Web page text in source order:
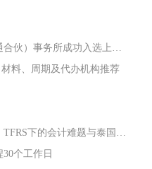
上海市企业走出去专业服务联盟第二批
料、周期及代办机构推荐
题与泰国利得税的“资本与收益”之争
个工作日